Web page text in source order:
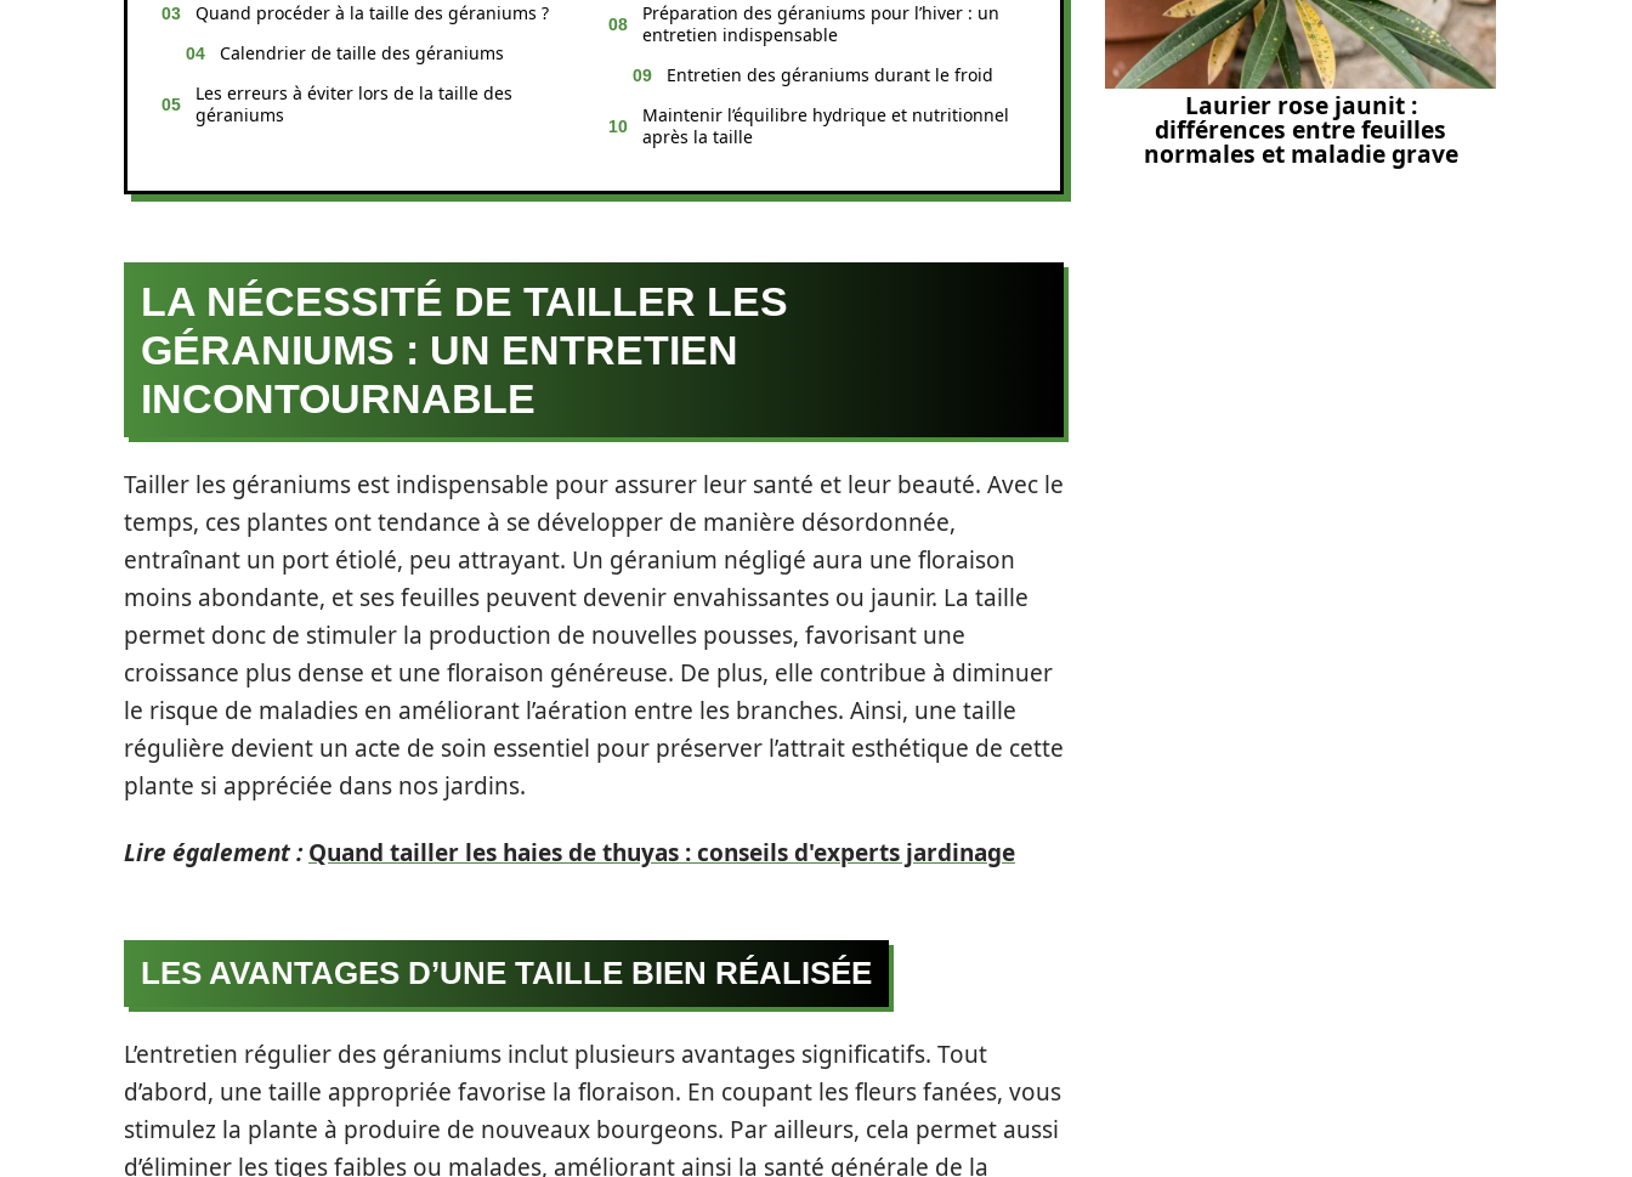
Quand procéder à la taille des géraniums ?
Calendrier de taille des géraniums
Les erreurs à éviter lors de la taille des
géraniums
Préparation des géraniums pour l’hiver : un
entretien indispensable
Entretien des géraniums durant le froid
Maintenir l’équilibre hydrique et nutritionnel
après la taille
LA NÉCESSITÉ DE TAILLER LES
GÉRANIUMS : UN ENTRETIEN
INCONTOURNABLE
Tailler les géraniums est indispensable pour assurer leur santé et leur beauté. Avec le
temps, ces plantes ont tendance à se développer de manière désordonnée,
entraînant un port étiolé, peu attrayant. Un géranium négligé aura une floraison
moins abondante, et ses feuilles peuvent devenir envahissantes ou jaunir. La taille
permet donc de stimuler la production de nouvelles pousses, favorisant une
croissance plus dense et une floraison généreuse. De plus, elle contribue à diminuer
le risque de maladies en améliorant l’aération entre les branches. Ainsi, une taille
régulière devient un acte de soin essentiel pour préserver l’attrait esthétique de cette
plante si appréciée dans nos jardins.
Lire également : Quand tailler les haies de thuyas : conseils d'experts jardinage
LES AVANTAGES D’UNE TAILLE BIEN RÉALISÉE
L’entretien régulier des géraniums inclut plusieurs avantages significatifs. Tout
d’abord, une taille appropriée favorise la floraison. En coupant les fleurs fanées, vous
stimulez la plante à produire de nouveaux bourgeons. Par ailleurs, cela permet aussi
d’éliminer les tiges faibles ou malades, améliorant ainsi la santé générale de la
Laurier rose jaunit :
différences entre feuilles
normales et maladie grave